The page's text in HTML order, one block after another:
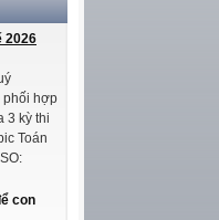
2026
phối hợp
3 kỳ thi
Toán
con